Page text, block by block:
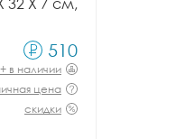
32 X 7 см,
510
в наличии
цена
скидки